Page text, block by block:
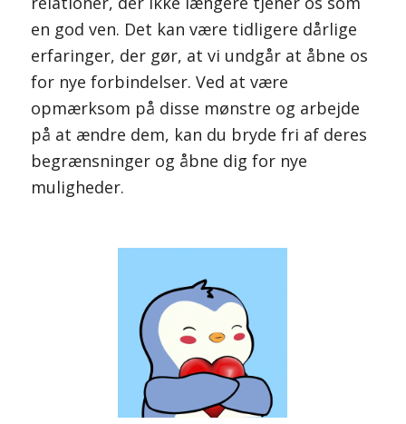
en god ven. Det kan være tidligere dårlige
erfaringer, der gør, at vi undgår at åbne os
for nye forbindelser. Ved at være
opmærksom på disse mønstre og arbejde
på at ændre dem, kan du bryde fri af deres
begrænsninger og åbne dig for nye
muligheder.